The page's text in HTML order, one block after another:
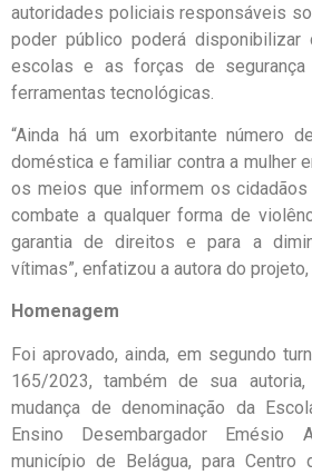
autoridades policiais responsáveis
poder público poderá disponibilizar
escolas e as forças de
ferramentas tecnológicas.
“Ainda há um exorbitante número
doméstica e familiar contra a mulher
os meios que informem os
combate a qualquer forma de
garantia de direitos e para a
vítimas”, enfatizou a autora do
Homenagem
Foi aprovado, ainda, em segundo
165/2023, também de sua
mudança de denominação da
Ensino Desembargador Emésio
município de Belágua, para Centro